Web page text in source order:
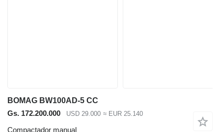
BOMAG BW100AD-5 CC
Gs. 172.200.000
USD 29.000 ≈ EUR 25.140
Compactador manual